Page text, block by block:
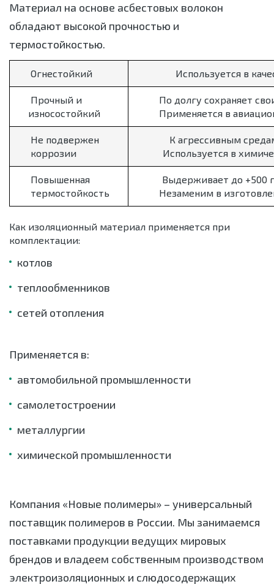
Материал на основе асбестовых волокон
обладают высокой прочностью и
термостойкостью.
Огнестойкий Используется в
Прочный и
износостойкий
По долгу сохраняет
Применяется в
Не подвержен
коррозии
К агрессивным
Используется в
Повышенная
термостойкость
Выдерживает до +500
Незаменим в
Как изоляционный материал применяется при
комплектации:
котлов
теплообменников
сетей отопления
Применяется в:
автомобильной промышленности
самолетостроении
металлургии
химической промышленности
Компания «Новые полимеры» – универсальный
поставщик полимеров в России. Мы занимаемся
поставками продукции ведущих мировых
брендов и владеем собственным производством
электроизоляционных и слюдосодержащих